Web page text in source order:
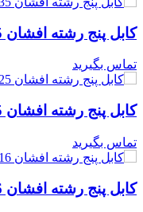
کابل پنج رشته افشان 5x35 خراسان افشار نژاد
تماس بگیرید
کابل پنج رشته افشان 5x25 خراسان افشار نژاد
تماس بگیرید
کابل پنج رشته افشان 5x16 خراسان افشار نژاد